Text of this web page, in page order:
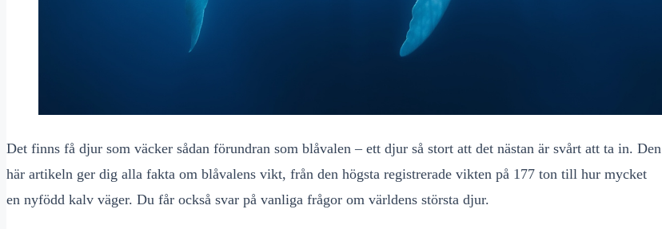
Det finns få djur som väcker sådan förundran som blåvalen – ett djur så stort att det nästan är svårt att ta in. Den
här artikeln ger dig alla fakta om blåvalens vikt, från den högsta registrerade vikten på 177 ton till hur mycket
en nyfödd kalv väger. Du får också svar på vanliga frågor om världens största djur.